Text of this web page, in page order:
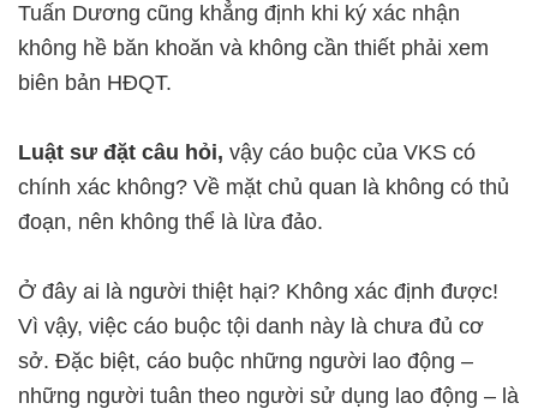
Tuấn Dương cũng khẳng định khi ký xác nhận
không hề băn khoăn và không cần thiết phải xem
biên bản HĐQT.
Luật sư đặt câu hỏi, vậy cáo buộc của VKS có
chính xác không? Về mặt chủ quan là không có thủ
đoạn, nên không thể là lừa đảo.
Ở đây ai là người thiệt hại? Không xác định được!
Vì vậy, việc cáo buộc tội danh này là chưa đủ cơ
sở. Đặc biệt, cáo buộc những người lao động –
những người tuân theo người sử dụng lao động – là